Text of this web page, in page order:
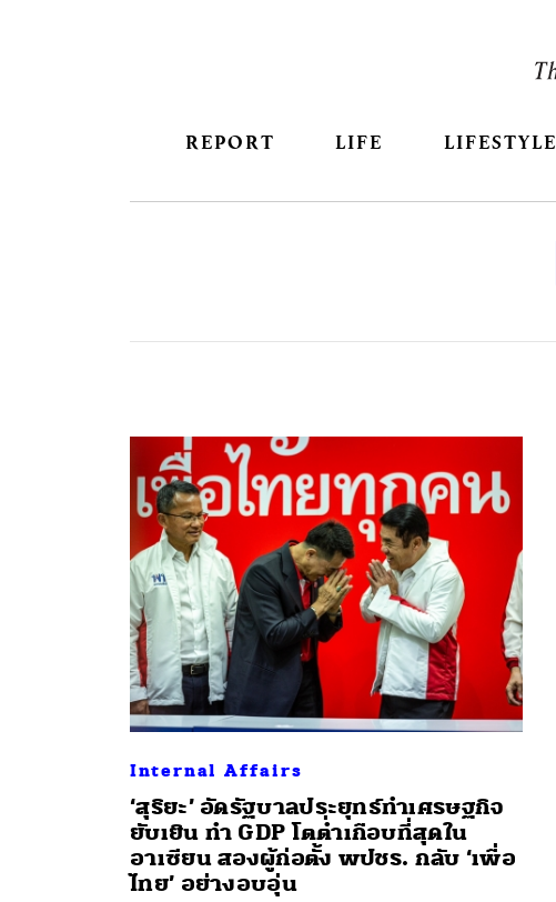
REPORT LIFE LIFESTYLE
Internal Affairs
‘สุริยะ’ อัดรัฐบาลประยุทธ์ทำเศรษฐกิจ
ยับเยิน ทำ GDP โตต่ำเกือบที่สุดใน
อาเซียน สองผู้ก่อตั้ง พปชร. กลับ ‘เพื่อ
ไทย’ อย่างอบอุ่น